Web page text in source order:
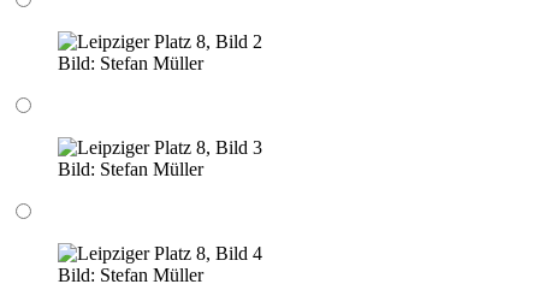
Bild: Stefan Müller
Bild: Stefan Müller
Bild: Stefan Müller